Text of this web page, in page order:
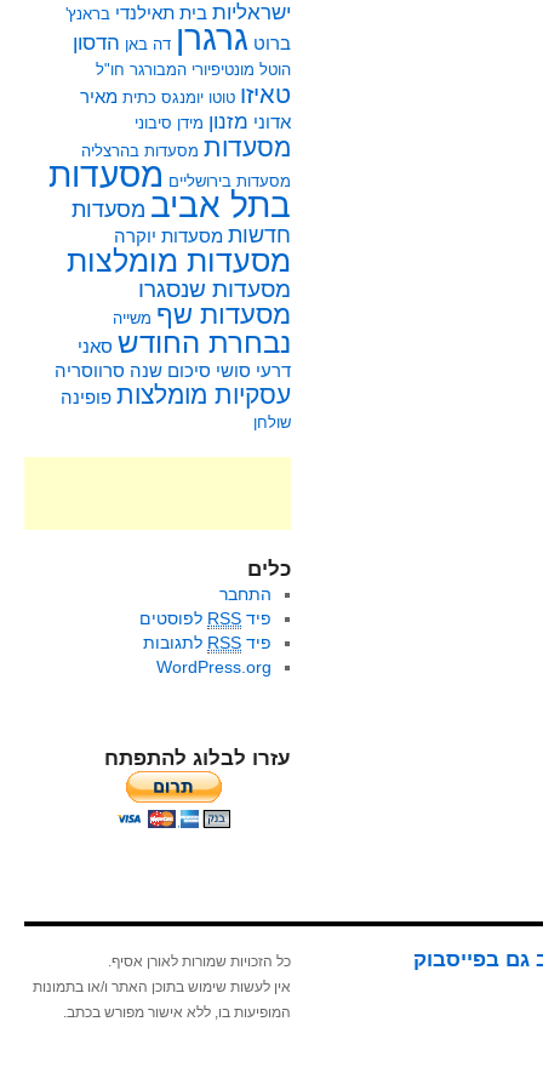
ישראליות בית תאילנדי בראנץ'
ברוט גרגרן דה באן הדסון
הוטל מונטיפיורי המבורגר חו"ל
טאיזו טוטו יומנגס כתית מאיר
אדוני מזנון מידן סיבוני
מסעדות מסעדות בהרצליה
מסעדות בירושליים מסעדות
בתל אביב מסעדות
חדשות מסעדות יוקרה
מסעדות מומלצות
מסעדות שנסגרו
מסעדות שף משייה
נבחרת החודש סאני
דרעי סושי סיכום שנה סרווסריה
עסקיות מומלצות פופינה
שולחן
כלים
התחבר
פיד RSS לפוסטים
פיד RSS לתגובות
WordPress.org
עזרו לבלוג להתפתח
גם בפייסבוק
כל הזכויות שמורות לאורן אסיף.
אין לעשות שימוש בתוכן האתר ו/או בתמונות
המופיעות בו, ללא אישור מפורש בכתב.